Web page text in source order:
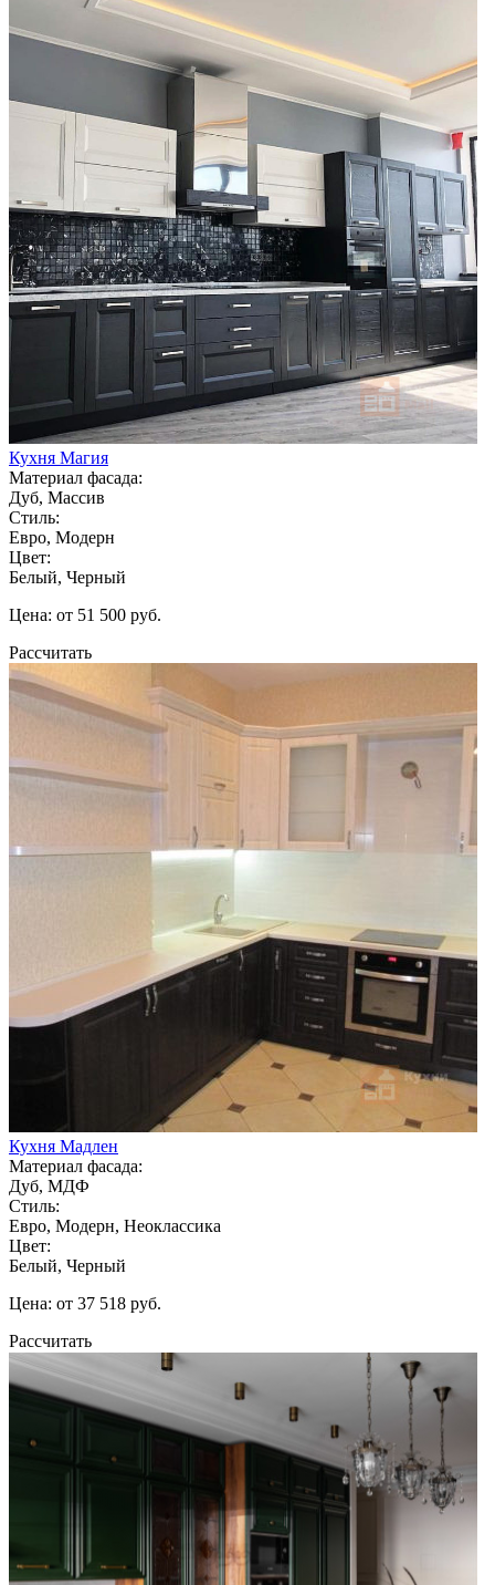
Кухня Магия
Материал фасада:
Дуб, Массив
Стиль:
Евро, Модерн
Цвет:
Белый, Черный
Цена: от 51 500 руб.
Рассчитать
Кухня Мадлен
Материал фасада:
Дуб, МДФ
Стиль:
Евро, Модерн, Неоклассика
Цвет:
Белый, Черный
Цена: от 37 518 руб.
Рассчитать